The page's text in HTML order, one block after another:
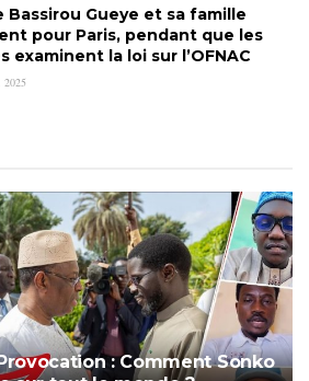
Bassirou Gueye et sa famille
pour Paris, pendant que les
examinent la loi sur l’OFNAC
2025
Provocation : Comment Sonko